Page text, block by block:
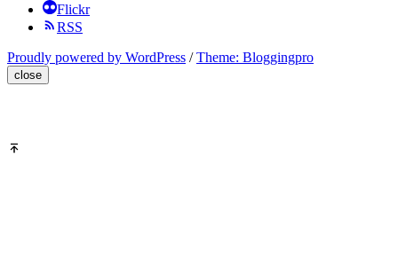
Flickr
RSS
Proudly powered by WordPress /Theme: Bloggingpro
close